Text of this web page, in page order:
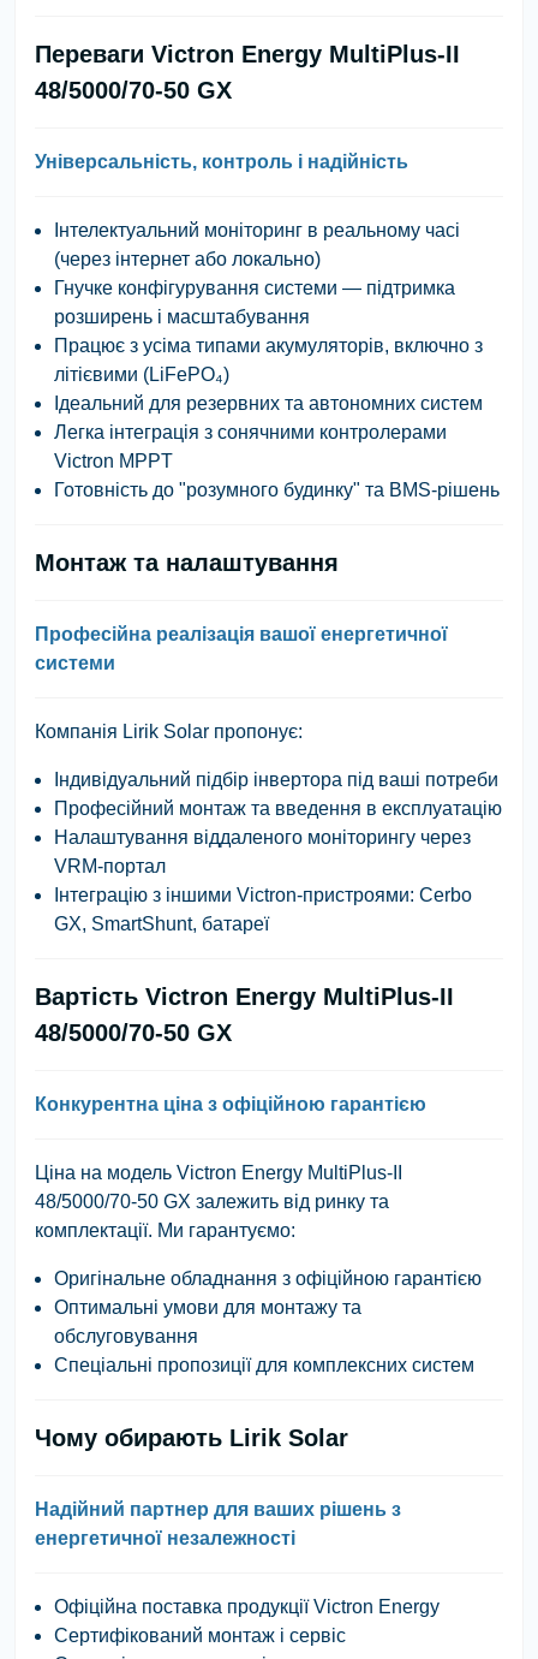
Переваги Victron Energy MultiPlus-II
48/5000/70-50 GX
Універсальність, контроль і надійність
Інтелектуальний моніторинг в реальному часі
(через інтернет або локально)
Гнучке конфігурування системи — підтримка
розширень і масштабування
Працює з усіма типами акумуляторів, включно з
літієвими (LiFePO₄)
Ідеальний для резервних та автономних систем
Легка інтеграція з сонячними контролерами
Victron MPPT
Готовність до "розумного будинку" та BMS-рішень
Монтаж та налаштування
Професійна реалізація вашої енергетичної
системи
Компанія Lirik Solar пропонує:
Індивідуальний підбір інвертора під ваші потреби
Професійний монтаж та введення в експлуатацію
Налаштування віддаленого моніторингу через
VRM-портал
Інтеграцію з іншими Victron-пристроями: Cerbo
GX, SmartShunt, батареї
Вартість Victron Energy MultiPlus-II
48/5000/70-50 GX
Конкурентна ціна з офіційною гарантією
Ціна на модель Victron Energy MultiPlus-II
48/5000/70-50 GX залежить від ринку та
комплектації. Ми гарантуємо:
Оригінальне обладнання з офіційною гарантією
Оптимальні умови для монтажу та
обслуговування
Спеціальні пропозиції для комплексних систем
Чому обирають Lirik Solar
Надійний партнер для ваших рішень з
енергетичної незалежності
Офіційна поставка продукції Victron Energy
Сертифікований монтаж і сервіс